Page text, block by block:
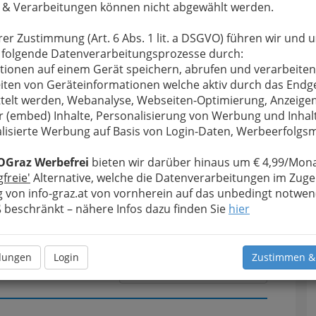
& Verarbeitungen können nicht abgewählt werden.
Zustimmung (Art. 6 Abs. 1 lit. a DSGVO) führen wir und
Datenverarbeitungsprozesse durch:
auf einem Gerät speichern, abrufen und
von Geräteinformationen welche aktiv durch das
werden, Webanalyse, Webseiten-Optimierung,
(embed) Inhalte, Personalisierung von Werbung und
Werbung auf Basis von Login-Daten,
Werbefrei bieten wir darüber hinaus um € 4,99/
Alternative, welche die Datenverarbeitungen im
von info-graz.at von vornherein auf das unbedingt
beschränkt – nähere Infos dazu finden Sie hier
Login Zustimmen
bewahren, verwenden wir an dieser Stelle zur
Ihre Nachricht wird nach dem Absenden
Reichl weitergeleitet.
Meine Nachricht
Meine Nachricht senden